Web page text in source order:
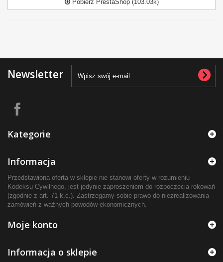
Pobierz PrestaShop (103.03k)
Newsletter
Kategorie
Informacja
Przedstawiona oferta w sklepie nie stanowi oferty w rozumieniu
Kodeksu Cywilnego, jest jedynie zaproszeniem do rozpoczęcia rokowań
(zgodnie z art. 71 k.c.). Zastrzegamy sobie prawo do niezrealizowania
zamówień z ważnych powodów ekonomicznych.
Moje konto
Informacja o sklepie